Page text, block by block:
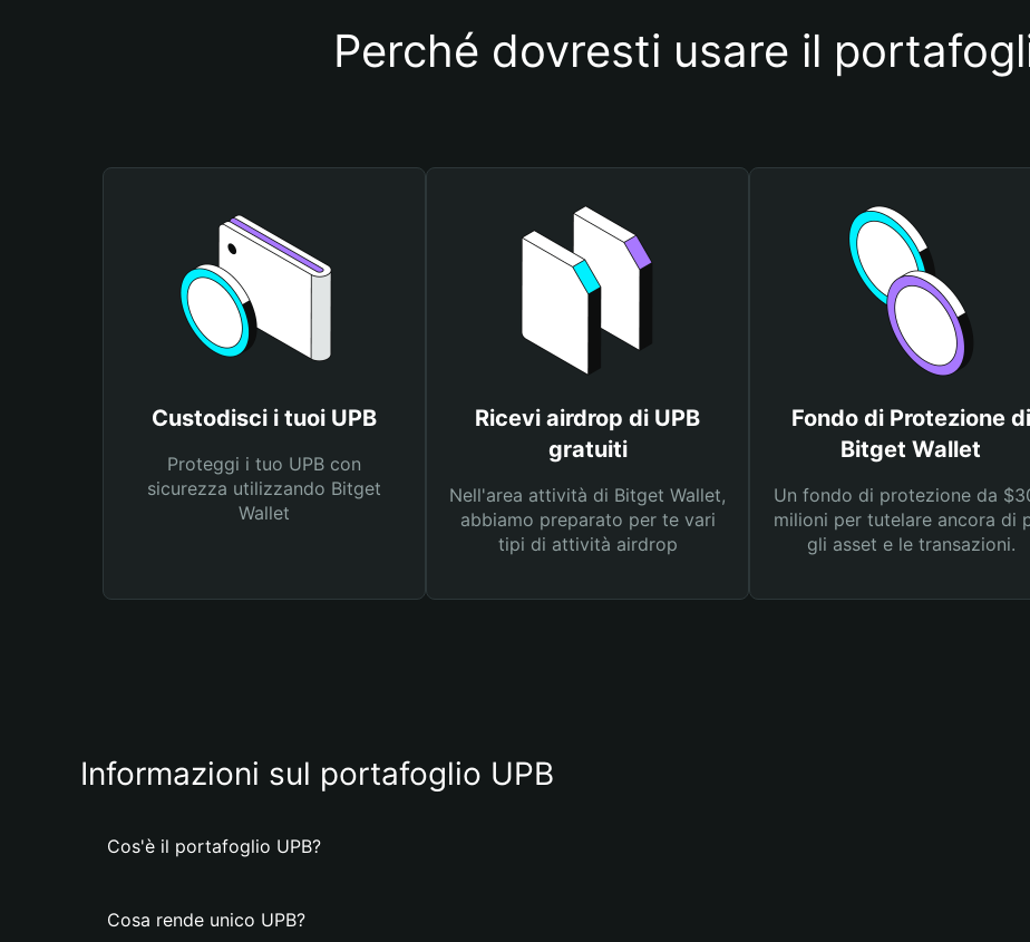
Perché dovresti usare il
Custodisci i tuoi UPB
Proteggi i tuo UPB con
sicurezza utilizzando Bitget
Wallet
Ricevi airdrop di UPB
gratuiti
Nell'area attività di Bitget Wallet,
abbiamo preparato per te vari
tipi di attività airdrop
Fondo di Protezione di
Bitget Wallet
Un fondo di protezione da
milioni per tutelare ancora di
gli asset e le transazioni.
Informazioni sul portafoglio UPB
Cos'è il portafoglio UPB?
Cosa rende unico UPB?